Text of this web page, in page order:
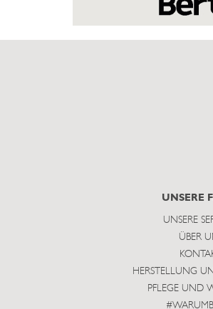
UNSERE
UNSERE
ÜBER
HERSTELLUNG
PFLEGE UND